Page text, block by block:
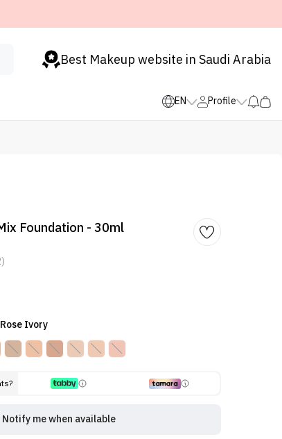
Best Makeup website in Saudi Arabia
EN Profile
Foundation - 30ml
Ivory
Notify me when available